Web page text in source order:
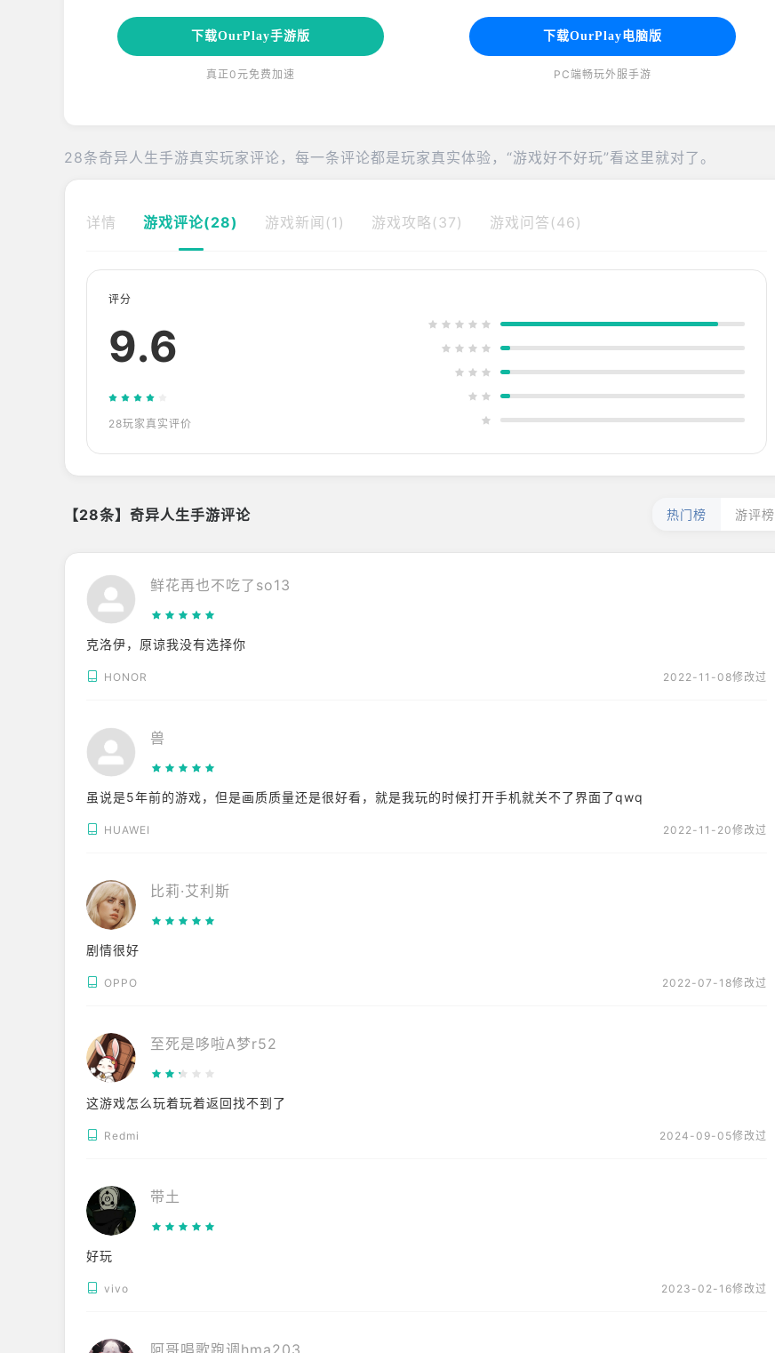
下载OurPlay手游版
真正0元免费加速
下载OurPlay电脑版
PC端畅玩外服手游
28条奇异人生手游真实玩家评论，每一条评论都是玩家真实体验，“游戏好不好玩”看这里就对了。
详情 游戏评论(28) 游戏新闻(1) 游戏攻略(37) 游戏问答(46)
评分
9.6
28玩家真实评价
【28条】奇异人生手游评论 热门榜 游评榜
鲜花再也不吃了so13
克洛伊，原谅我没有选择你
HONOR 2022-11-08修改过
兽
虽说是5年前的游戏，但是画质质量还是很好看，就是我玩的时候打开手机就关不了界面了qwq
HUAWEI 2022-11-20修改过
比莉·艾利斯
剧情很好
OPPO 2022-07-18修改过
至死是哆啦A梦r52
这游戏怎么玩着玩着返回找不到了
Redmi 2024-09-05修改过
带土
好玩
vivo 2023-02-16修改过